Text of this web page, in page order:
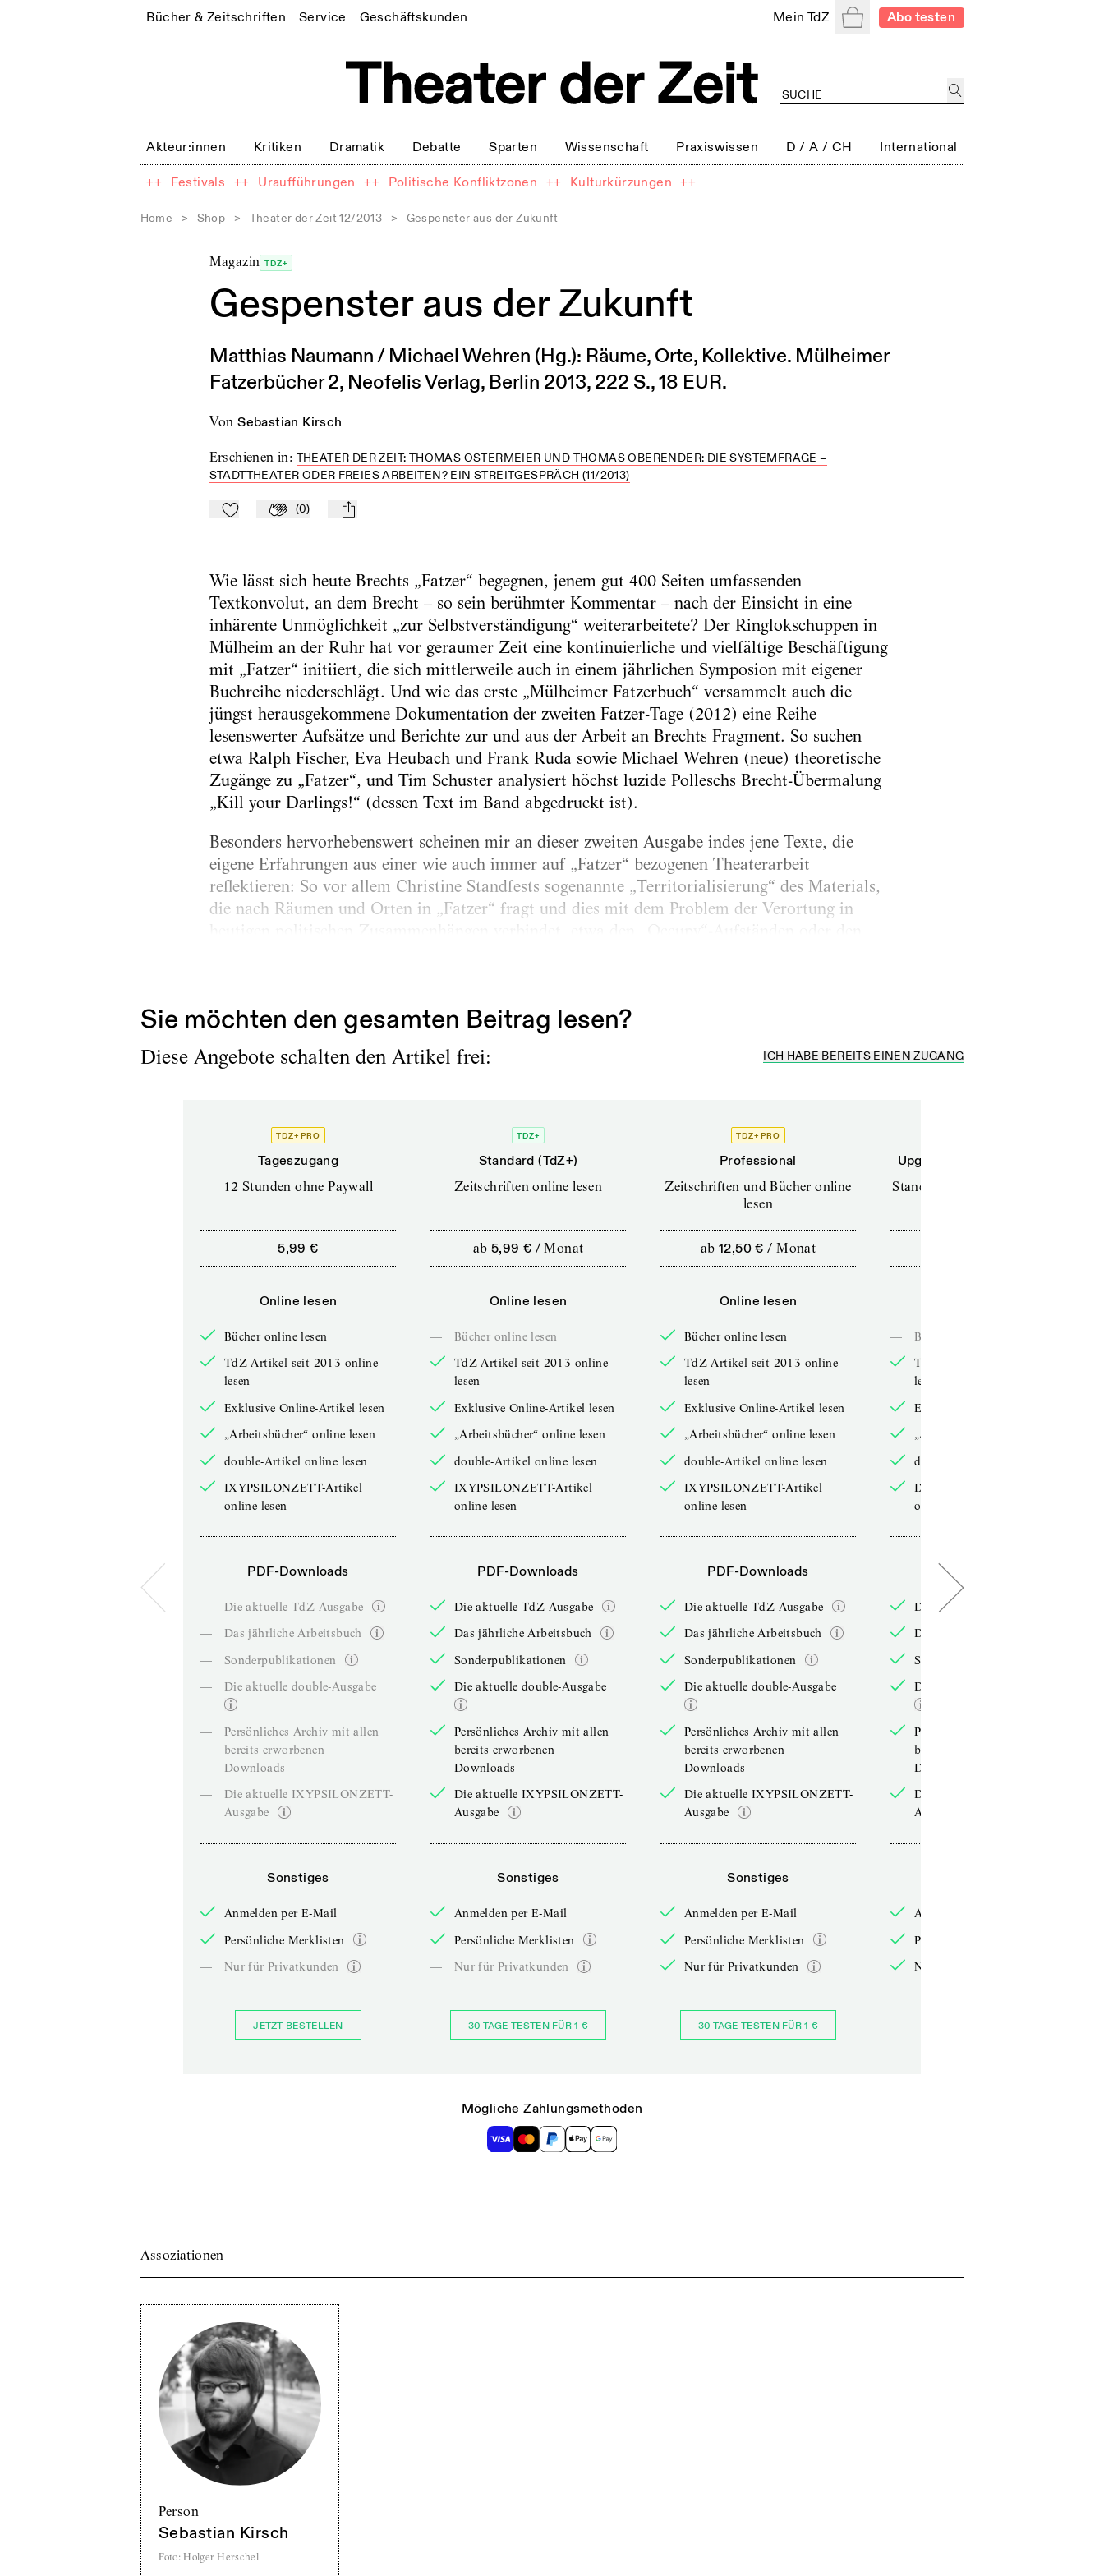
Bücher & Zeitschriften Service Geschäftskunden Mein TdZ WarenkorbAbo testen
Akteur:innen Kritiken Dramatik Debatte Sparten Wissenschaft Praxiswissen D / A / CH International
++ Festivals ++ Uraufführungen ++ Politische Konfliktzonen ++ Kulturkürzungen ++
Home > Shop > Theater der Zeit 12/2013 > Gespenster aus der Zukunft
Magazin TDZ+
Gespenster aus der Zukunft
Matthias Naumann / Michael Wehren (Hg.): Räume, Orte, Kollektive. Mülheimer
Fatzerbücher 2, Neofelis Verlag, Berlin 2013, 222 S., 18 EUR.
von Sebastian Kirsch
Erschienen in: THEATER DER ZEIT: THOMAS OSTERMEIER UND THOMAS OBERENDER: DIE SYSTEMFRAGE –
STADTTHEATER ODER FREIES ARBEITEN? EIN STREITGESPRÄCH (11/2013)
Zu Mein-TdZ hinzufügen
Applaudieren
(0) mail
Wie lässt sich heute Brechts „Fatzer“ begegnen, jenem gut 400 Seiten umfassenden
Textkonvolut, an dem Brecht – so sein berühmter Kommentar – nach der Einsicht in eine
inhärente Unmöglichkeit „zur Selbstverständigung“ weiterarbeitete? Der Ringlokschuppen in
Mülheim an der Ruhr hat vor geraumer Zeit eine kontinuierliche und vielfältige Beschäftigung
mit „Fatzer“ initiiert, die sich mittlerweile auch in einem jährlichen Symposion mit eigener
Buchreihe niederschlägt. Und wie das erste „Mülheimer Fatzerbuch“ versammelt auch die
jüngst herausgekommene Dokumentation der zweiten Fatzer-Tage (2012) eine Reihe
lesenswerter Aufsätze und Berichte zur und aus der Arbeit an Brechts Fragment. So suchen
etwa Ralph Fischer, Eva Heubach und Frank Ruda sowie Michael Wehren (neue) theoretische
Zugänge zu „Fatzer“, und Tim Schuster analysiert höchst luzide Polleschs Brecht-Übermalung
„Kill your Darlings!“ (dessen Text im Band abgedruckt ist).
Besonders hervorhebenswert scheinen mir an dieser zweiten Ausgabe indes jene Texte, die
eigene Erfahrungen aus einer wie auch immer auf „Fatzer“ bezogenen Theaterarbeit
reflektieren: So vor allem Christine Standfests sogenannte „Territorialisierung“ des Materials,
die nach Räumen und Orten in „Fatzer“ fragt und dies mit dem Problem der Verortung in
Sie möchten den gesamten Beitrag lesen?
Diese Angebote schalten den Artikel frei: ICH HABE BEREITS EINEN ZUGANG
TDZ+ PRO
Tageszugang
12 Stunden ohne Paywall
5,99 €
Online lesen
Bücher online lesen
TdZ-Artikel seit 2013 online
lesen
Exklusive Online-Artikel lesen
„Arbeitsbücher“ online lesen
double-Artikel online lesen
IXYPSILONZETT-Artikel
online lesen
PDF-Downloads
—
Die aktuelle TdZ-Ausgabe
—
Das jährliche Arbeitsbuch
—
Sonderpublikationen
—
Die aktuelle double-Ausgabe
—
Persönliches Archiv mit allen
bereits erworbenen
Downloads
—
Die aktuelle IXYPSILONZETT-
Ausgabe
Sonstiges
Anmelden per E-Mail
Persönliche Merklisten
—
Nur für Privatkunden
JETZT BESTELLEN
TDZ+
Standard (TdZ+)
Zeitschriften online lesen
ab 5,99 € /Monat
Online lesen
—
Bücher online lesen
TdZ-Artikel seit 2013 online
lesen
Exklusive Online-Artikel lesen
„Arbeitsbücher“ online lesen
double-Artikel online lesen
IXYPSILONZETT-Artikel
online lesen
PDF-Downloads
Die aktuelle TdZ-Ausgabe
Das jährliche Arbeitsbuch
Sonderpublikationen
Die aktuelle double-Ausgabe
Persönliches Archiv mit allen
bereits erworbenen
Downloads
Die aktuelle IXYPSILONZETT-
Ausgabe
Sonstiges
Anmelden per E-Mail
Persönliche Merklisten
—
Nur für Privatkunden
30 TAGE TESTEN FÜR 1 €
TDZ+ PRO
Professional
Zeitschriften und Bücher online
lesen
ab 12,50 € /Monat
Online lesen
Bücher online lesen
TdZ-Artikel seit 2013 online
lesen
Exklusive Online-Artikel lesen
„Arbeitsbücher“ online lesen
double-Artikel online lesen
IXYPSILONZETT-Artikel
online lesen
PDF-Downloads
Die aktuelle TdZ-Ausgabe
Das jährliche Arbeitsbuch
Sonderpublikationen
Die aktuelle double-Ausgabe
Persönliches Archiv mit allen
bereits erworbenen
Downloads
Die aktuelle IXYPSILONZETT-
Ausgabe
Sonstiges
Anmelden per E-Mail
Persönliche Merklisten
Nur für Privatkunden
30 TAGE TESTEN FÜR 1 €
Upgrade für Printabonnenten
Standard (TdZ+) – Zeitschriften
—
Bücher online lesen
TdZ-Artikel seit 2013 online
lesen
Exklusive Online-Artikel lesen
„Arbeitsbücher“ online lesen
double-Artikel online lesen
IXYPSILONZETT-Artikel
online lesen
PDF-Downloads
Die aktuelle TdZ-Ausgabe
Das jährliche Arbeitsbuch
Sonderpublikationen
Die aktuelle double-Ausgabe
Persönliches Archiv mit allen
bereits erworbenen
Downloads
Die aktuelle IXYPSILONZETT-
Ausgabe
Anmelden per E-Mail
Persönliche Merklisten
Nur für Privatkunden
Mögliche Zahlungsmethoden
Assoziationen
Person
Sebastian Kirsch
Foto: Holger Herschel